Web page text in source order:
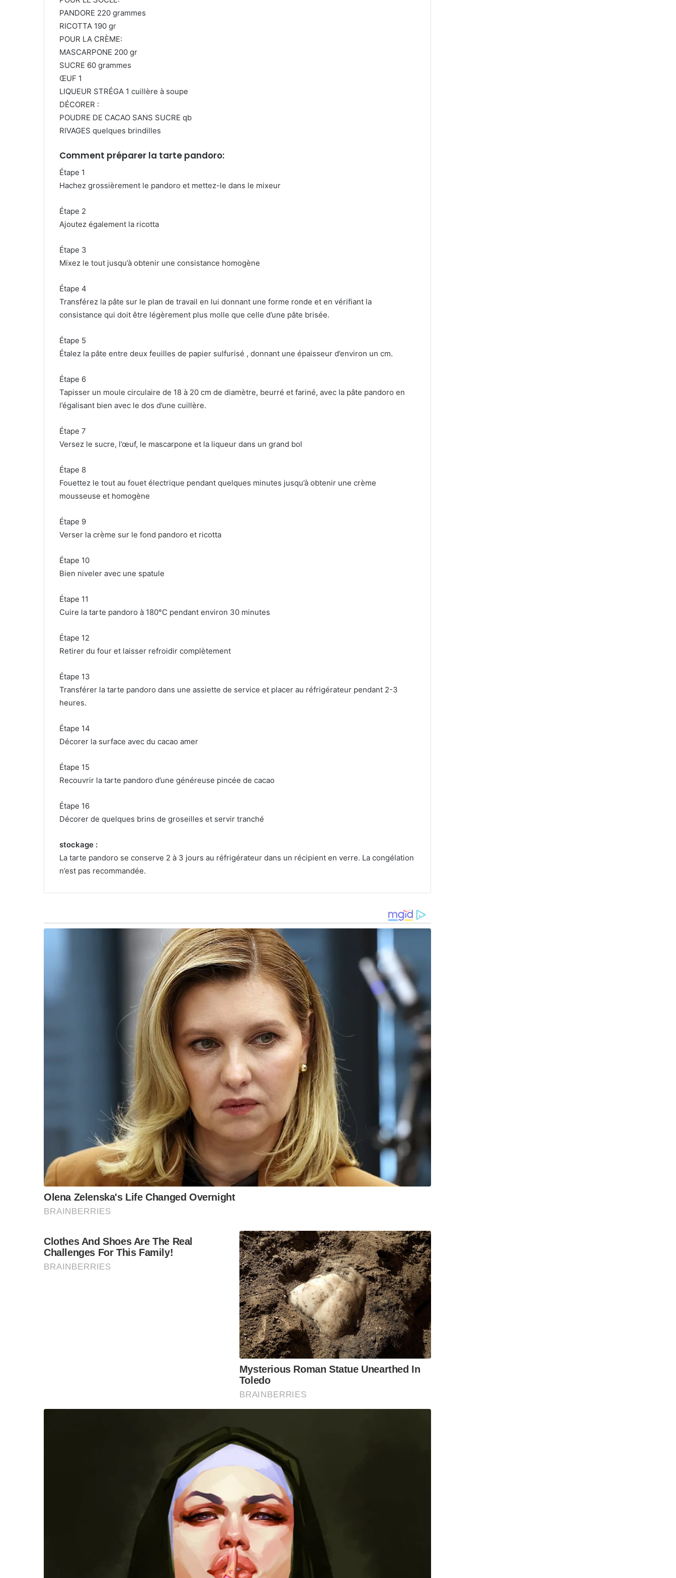
PANDORE 220 grammes
RICOTTA 190 gr
POUR LA CRÈME:
MASCARPONE 200 gr
SUCRE 60 grammes
ŒUF 1
LIQUEUR STRÉGA 1 cuillère à soupe
DÉCORER :
POUDRE DE CACAO SANS SUCRE qb
RIVAGES quelques brindilles
Comment préparer la tarte pandoro:
Étape 1
Hachez grossièrement le pandoro et mettez-le dans le mixeur
Étape 2
Ajoutez également la ricotta
Étape 3
Mixez le tout jusqu’à obtenir une consistance homogène
Étape 4
Transférez la pâte sur le plan de travail en lui donnant une forme ronde et en vérifiant la
consistance qui doit être légèrement plus molle que celle d’une pâte brisée.
Étape 5
Étalez la pâte entre deux feuilles de papier sulfurisé , donnant une épaisseur d’environ un cm.
Étape 6
Tapisser un moule circulaire de 18 à 20 cm de diamètre, beurré et fariné, avec la pâte pandoro en
l’égalisant bien avec le dos d’une cuillère.
Étape 7
Versez le sucre, l’œuf, le mascarpone et la liqueur dans un grand bol
Étape 8
Fouettez le tout au fouet électrique pendant quelques minutes jusqu’à obtenir une crème
mousseuse et homogène
Étape 9
Verser la crème sur le fond pandoro et ricotta
Étape 10
Bien niveler avec une spatule
Étape 11
Cuire la tarte pandoro à 180°C pendant environ 30 minutes
Étape 12
Retirer du four et laisser refroidir complètement
Étape 13
Transférer la tarte pandoro dans une assiette de service et placer au réfrigérateur pendant 2-3
heures.
Étape 14
Décorer la surface avec du cacao amer
Étape 15
Recouvrir la tarte pandoro d’une généreuse pincée de cacao
Étape 16
Décorer de quelques brins de groseilles et servir tranché
stockage :
La tarte pandoro se conserve 2 à 3 jours au réfrigérateur dans un récipient en verre. La congélation
n’est pas recommandée.